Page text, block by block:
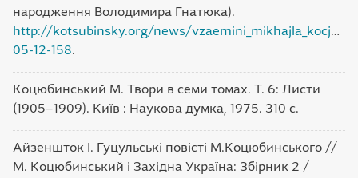
народження Володимира Гнатюка).
http://kotsubinsky.org/news/
05-12-158
Коцюбинський М. Твори в семи томах. Т. 6: Листи
(1905–1909). Київ : Наукова думка, 1975. 310 с.
Айзеншток І. Гуцульські повісті М.Коцюбинського //
М. Коцюбинський і Західна Україна: Збірник 2 /